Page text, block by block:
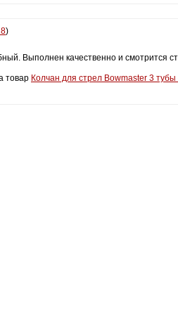
)
Выполнен качественно и смотрится
товар Колчан для стрел Bowmaster 3